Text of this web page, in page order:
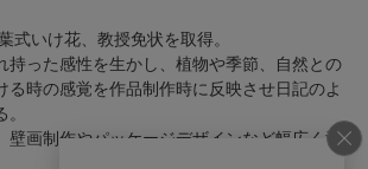
式いけ花、教授免状を取得。
持った感性を生かし、植物や季節、自然との
る時の感覚を作品制作時に反映させ日記のよ
壁画制作やパッケージデザインなど幅広く活